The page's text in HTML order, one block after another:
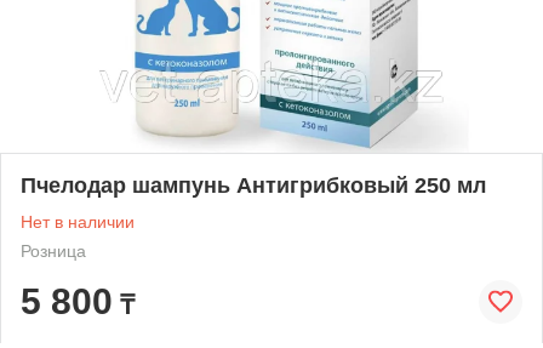
Пчелодар шампунь Антигрибковый 250 мл
Нет в наличии
Розница
5 800 ₸